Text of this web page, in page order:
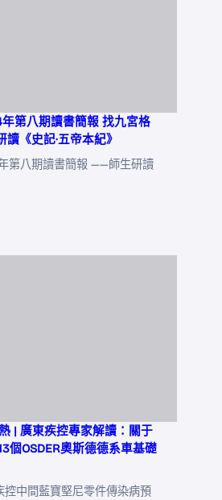
第八期讀書簡報 找九宮格
《史記·五帝本紀》
第八期讀書簡報 ——師生研讀
| 廣東疾控專家解讀：關于
個OSDER奧斯德德系車基礎
控中間藍寶堅尼零件傳染病預